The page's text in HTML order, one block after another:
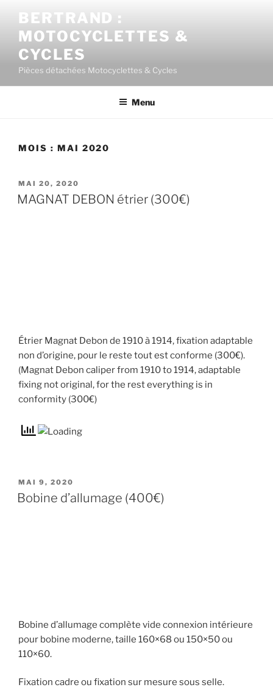
BERTRAND :
MOTOCYCLETTES &
CYCLES
Pièces détachées Motocyclettes & Cycles
Menu
MOIS : MAI 2020
MAI 20, 2020
MAGNAT DEBON étrier (300€)
Étrier Magnat Debon de 1910 à 1914, fixation adaptable
non d’origine, pour le reste tout est conforme (300€).
(Magnat Debon caliper from 1910 to 1914, adaptable
fixing not original, for the rest everything is in
conformity (300€)
MAI 9, 2020
Bobine d’allumage (400€)
Bobine d’allumage complète vide connexion intérieure
pour bobine moderne, taille 160×68 ou 150×50 ou
110×60.
Fixation cadre ou fixation sur mesure sous selle.